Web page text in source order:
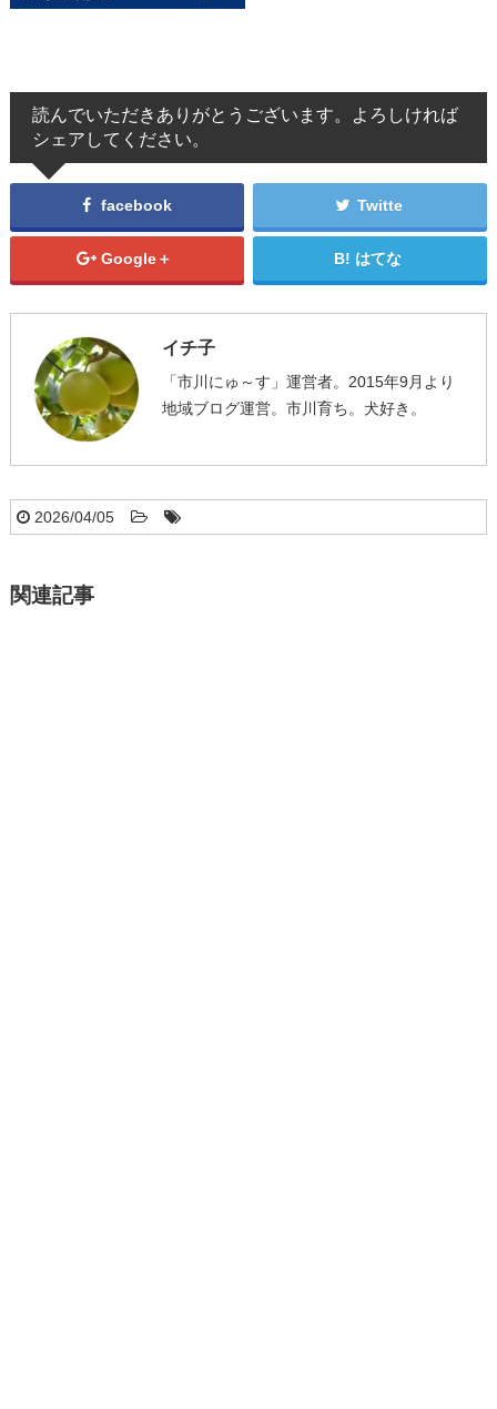
読んでいただきありがとうございます。よろしければ
シェアしてください。
facebook Twitte
Google＋ はてな
イチ子
「市川にゅ～す」運営者。2015年9月より
地域ブログ運営。市川育ち。犬好き。
2026/04/05
関連記事